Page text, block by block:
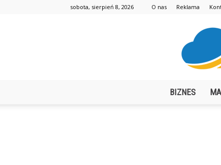
sobota, sierpień 8, 2026 O nas Reklama
BIZNES